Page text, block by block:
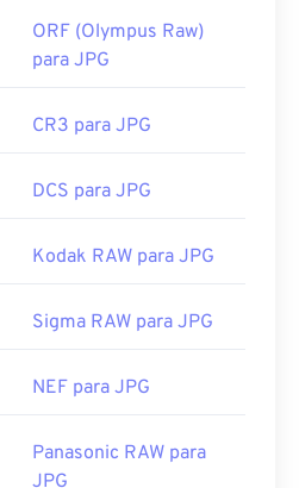
para escolher cores de
ORF (Olympus Raw)
para JPG
CR3 para JPG
DCS para JPG
Kodak RAW para JPG
Sigma RAW para JPG
NEF para JPG
Panasonic RAW para
JPG